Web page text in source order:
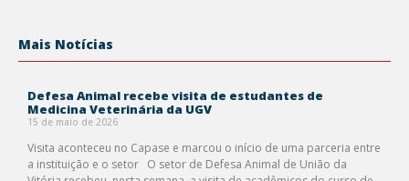
Mais Notícias
Defesa Animal recebe visita de estudantes de
Medicina Veterinária da UGV
15 de maio de 2026
Visita aconteceu no Capase e marcou o início de uma parceria entre
a instituição e o setor O setor de Defesa Animal de União da